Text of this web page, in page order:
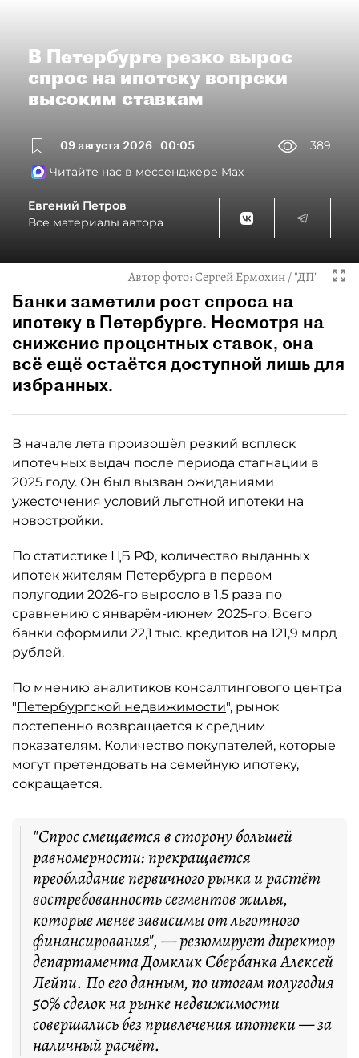
В Петербурге резко вырос
спрос на ипотеку вопреки
высоким ставкам
09 августа 2026 00:05
389
Читайте нас в мессенджере Max
Евгений Петров
Все материалы автора
Автор фото:Сергей Ермохин / "ДП"
Банки заметили рост спроса на
ипотеку в Петербурге. Несмотря на
снижение процентных ставок, она
всё ещё остаётся доступной лишь для
избранных.
В начале лета произошёл резкий всплеск
ипотечных выдач после периода стагнации в
2025 году. Он был вызван ожиданиями
ужесточения условий льготной ипотеки на
новостройки.
По статистике ЦБ РФ, количество выданных
ипотек жителям Петербурга в первом
полугодии 2026-го выросло в 1,5 раза по
сравнению с январём-июнем 2025-го. Всего
банки оформили 22,1 тыс. кредитов на 121,9 млрд
рублей.
По мнению аналитиков консалтингового центра
"Петербургской недвижимости", рынок
постепенно возвращается к средним
показателям. Количество покупателей, которые
могут претендовать на семейную ипотеку,
сокращается.
"Спрос смещается в сторону большей
равномерности: прекращается
преобладание первичного рынка и растёт
востребованность сегментов жилья,
которые менее зависимы от льготного
финансирования", — резюмирует директор
департамента Домклик Сбербанка Алексей
Лейпи. По его данным, по итогам полугодия
50% сделок на рынке недвижимости
совершались без привлечения ипотеки — за
наличный расчёт.